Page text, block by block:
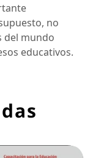
no
del mundo
educativos.